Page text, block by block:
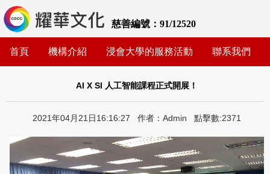
慈善編號：91/12520
首頁 機構介紹 浸會大學的服務活動 聯系我們
AI X SI 人工智能課程正式開展！
2021年04月21日16:16:27 作者：Admin 點擊數:2371